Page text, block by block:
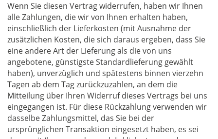
Wenn Sie diesen Vertrag widerrufen, haben wir Ihnen
alle Zahlungen, die wir von Ihnen erhalten haben,
einschließlich der Lieferkosten (mit Ausnahme der
zusätzlichen Kosten, die sich daraus ergeben, dass Sie
eine andere Art der Lieferung als die von uns
angebotene, günstigste Standardlieferung gewählt
haben), unverzüglich und spätestens binnen vierzehn
Tagen ab dem Tag zurückzuzahlen, an dem die
Mitteilung über Ihren Widerruf dieses Vertrags bei uns
eingegangen ist. Für diese Rückzahlung verwenden wir
dasselbe Zahlungsmittel, das Sie bei der
ursprünglichen Transaktion eingesetzt haben, es sei